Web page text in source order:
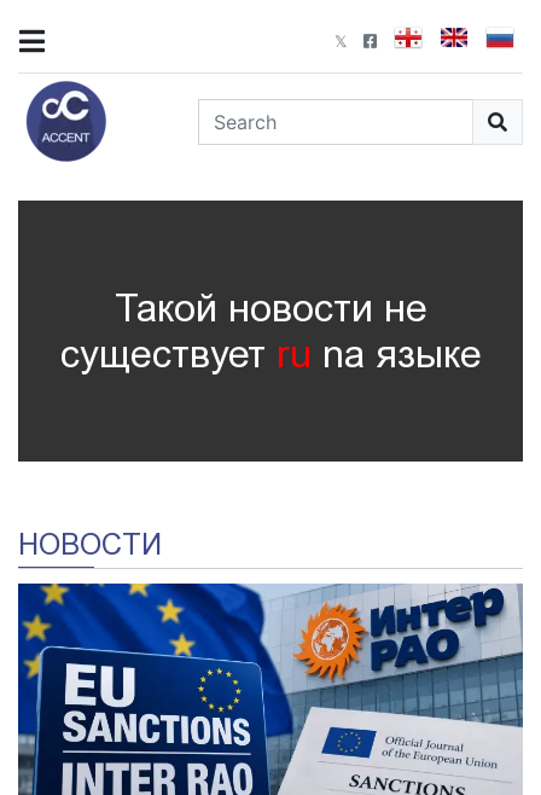
Такой новости не
существует ru nа языке
НОВОСТИ